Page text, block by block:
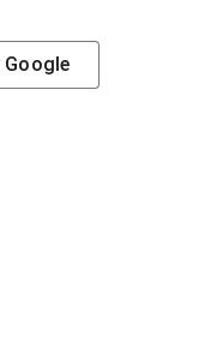
Google